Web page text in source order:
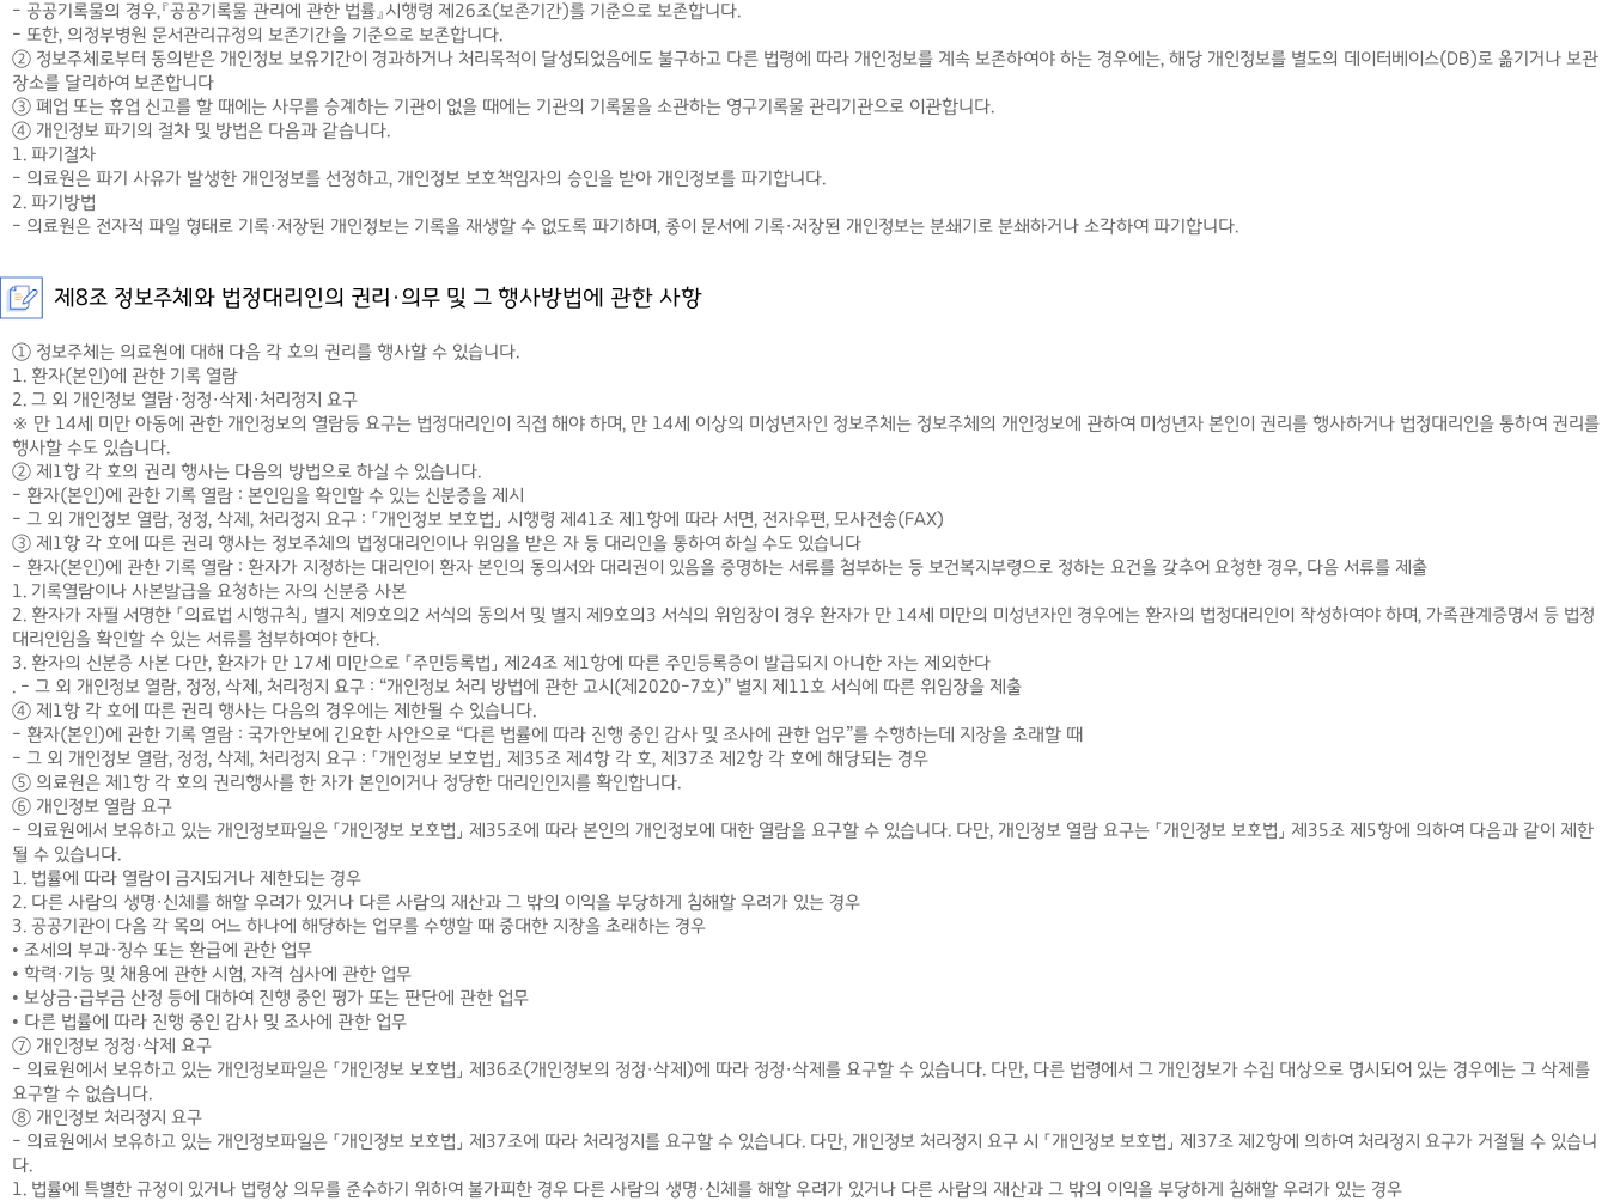
- 공공기록물의 경우,『공공기록물 관리에 관한 법률』시행령 제26조(보존기간)를 기준으로 보존합니다.
- 또한, 의정부병원 문서관리규정의 보존기간을 기준으로 보존합니다.
② 정보주체로부터 동의받은 개인정보 보유기간이 경과하거나 처리목적이 달성되었음에도 불구하고 다른 법령에 따라 개인정보를 계속 보존하여야 하는 경우에는, 해당 개인정보를 별도의 데이터베이스(DB)로 옮기거나 보관
장소를 달리하여 보존합니다
③ 폐업 또는 휴업 신고를 할 때에는 사무를 승계하는 기관이 없을 때에는 기관의 기록물을 소관하는 영구기록물 관리기관으로 이관합니다.
④ 개인정보 파기의 절차 및 방법은 다음과 같습니다.
1. 파기절차
- 의료원은 파기 사유가 발생한 개인정보를 선정하고, 개인정보 보호책임자의 승인을 받아 개인정보를 파기합니다.
2. 파기방법
- 의료원은 전자적 파일 형태로 기록·저장된 개인정보는 기록을 재생할 수 없도록 파기하며, 종이 문서에 기록·저장된 개인정보는 분쇄기로 분쇄하거나 소각하여 파기합니다.
제8조 정보주체와 법정대리인의 권리·의무 및 그 행사방법에 관한 사항
① 정보주체는 의료원에 대해 다음 각 호의 권리를 행사할 수 있습니다.
1. 환자(본인)에 관한 기록 열람
2. 그 외 개인정보 열람·정정·삭제·처리정지 요구
※ 만 14세 미만 아동에 관한 개인정보의 열람등 요구는 법정대리인이 직접 해야 하며, 만 14세 이상의 미성년자인 정보주체는 정보주체의 개인정보에 관하여 미성년자 본인이 권리를 행사하거나 법정대리인을 통하여 권리를
행사할 수도 있습니다.
② 제1항 각 호의 권리 행사는 다음의 방법으로 하실 수 있습니다.
- 환자(본인)에 관한 기록 열람 : 본인임을 확인할 수 있는 신분증을 제시
- 그 외 개인정보 열람, 정정, 삭제, 처리정지 요구 : 「개인정보 보호법」 시행령 제41조 제1항에 따라 서면, 전자우편, 모사전송(FAX)
③ 제1항 각 호에 따른 권리 행사는 정보주체의 법정대리인이나 위임을 받은 자 등 대리인을 통하여 하실 수도 있습니다
- 환자(본인)에 관한 기록 열람 : 환자가 지정하는 대리인이 환자 본인의 동의서와 대리권이 있음을 증명하는 서류를 첨부하는 등 보건복지부령으로 정하는 요건을 갖추어 요청한 경우, 다음 서류를 제출
1. 기록열람이나 사본발급을 요청하는 자의 신분증 사본
2. 환자가 자필 서명한 「의료법 시행규칙」 별지 제9호의2 서식의 동의서 및 별지 제9호의3 서식의 위임장이 경우 환자가 만 14세 미만의 미성년자인 경우에는 환자의 법정대리인이 작성하여야 하며, 가족관계증명서 등 법정
대리인임을 확인할 수 있는 서류를 첨부하여야 한다.
3. 환자의 신분증 사본 다만, 환자가 만 17세 미만으로 「주민등록법」 제24조 제1항에 따른 주민등록증이 발급되지 아니한 자는 제외한다
. - 그 외 개인정보 열람, 정정, 삭제, 처리정지 요구 : “개인정보 처리 방법에 관한 고시(제2020-7호)” 별지 제11호 서식에 따른 위임장을 제출
④ 제1항 각 호에 따른 권리 행사는 다음의 경우에는 제한될 수 있습니다.
- 환자(본인)에 관한 기록 열람 : 국가안보에 긴요한 사안으로 “다른 법률에 따라 진행 중인 감사 및 조사에 관한 업무”를 수행하는데 지장을 초래할 때
- 그 외 개인정보 열람, 정정, 삭제, 처리정지 요구 : 「개인정보 보호법」 제35조 제4항 각 호, 제37조 제2항 각 호에 해당되는 경우
⑤ 의료원은 제1항 각 호의 권리행사를 한 자가 본인이거나 정당한 대리인인지를 확인합니다.
⑥ 개인정보 열람 요구
- 의료원에서 보유하고 있는 개인정보파일은 「개인정보 보호법」 제35조에 따라 본인의 개인정보에 대한 열람을 요구할 수 있습니다. 다만, 개인정보 열람 요구는 「개인정보 보호법」 제35조 제5항에 의하여 다음과 같이 제한
될 수 있습니다.
1. 법률에 따라 열람이 금지되거나 제한되는 경우
2. 다른 사람의 생명·신체를 해할 우려가 있거나 다른 사람의 재산과 그 밖의 이익을 부당하게 침해할 우려가 있는 경우
3. 공공기관이 다음 각 목의 어느 하나에 해당하는 업무를 수행할 때 중대한 지장을 초래하는 경우
• 조세의 부과·징수 또는 환급에 관한 업무
• 학력·기능 및 채용에 관한 시험, 자격 심사에 관한 업무
• 보상금·급부금 산정 등에 대하여 진행 중인 평가 또는 판단에 관한 업무
• 다른 법률에 따라 진행 중인 감사 및 조사에 관한 업무
⑦ 개인정보 정정·삭제 요구
- 의료원에서 보유하고 있는 개인정보파일은 「개인정보 보호법」 제36조(개인정보의 정정·삭제)에 따라 정정·삭제를 요구할 수 있습니다. 다만, 다른 법령에서 그 개인정보가 수집 대상으로 명시되어 있는 경우에는 그 삭제를
요구할 수 없습니다.
⑧ 개인정보 처리정지 요구
- 의료원에서 보유하고 있는 개인정보파일은 「개인정보 보호법」 제37조에 따라 처리정지를 요구할 수 있습니다. 다만, 개인정보 처리정지 요구 시 「개인정보 보호법」 제37조 제2항에 의하여 처리정지 요구가 거절될 수 있습니
다.
1. 법률에 특별한 규정이 있거나 법령상 의무를 준수하기 위하여 불가피한 경우 다른 사람의 생명·신체를 해할 우려가 있거나 다른 사람의 재산과 그 밖의 이익을 부당하게 침해할 우려가 있는 경우